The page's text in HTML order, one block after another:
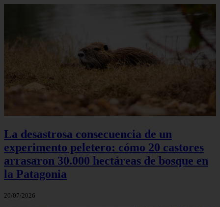
La desastrosa consecuencia de un
experimento peletero: cómo 20 castores
arrasaron 30.000 hectáreas de bosque en
la Patagonia
20/07/2026